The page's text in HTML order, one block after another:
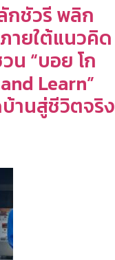
กชัวรี พลิก
ายใต้แนวคิด
น “บอย โก
Learn”
านสู่ชีวิตจริง